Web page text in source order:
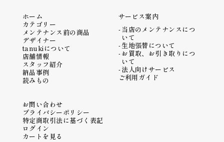
ホーム
カテゴリー
メンテナンス前の商品
デザイナー
tanukiについて
店舗情報
スタッフ紹介
納品事例
読みもの
サービス案内
当店のメンテナンスにつ
いて
生地張替について
お買取、お引き取りにつ
いて
法人向けサービス
ご利用ガイド
お問い合わせ
プライバシーポリシー
特定商取引法に基づく表記
ログイン
カートを見る